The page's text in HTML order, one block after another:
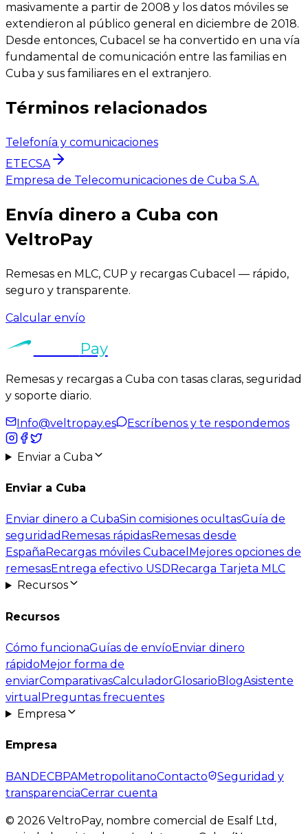
masivamente a partir de 2008 y los datos móviles se
extendieron al público general en diciembre de 2018.
Desde entonces, Cubacel se ha convertido en una vía
fundamental de comunicación entre las familias en
Cuba y sus familiares en el extranjero.
Términos relacionados
Telefonía y comunicaciones
ETECSA
Empresa de Telecomunicaciones de Cuba S.A.
Envía dinero a Cuba con
VeltroPay
Remesas en MLC, CUP y recargas Cubacel — rápido,
seguro y transparente.
Calcular envío
Pay
Remesas y recargas a Cuba con tasas claras, seguridad
y soporte diario.
Info@veltropay.es Escríbenos y te respondemos
Enviar a Cuba
Enviar a Cuba
Enviar dinero a CubaSin comisiones ocultasGuía de
seguridad Remesas rápidasRemesas desde
España Recargas móviles Cubacel Mejores opciones de
remesasEntrega efectivo USD Recarga Tarjeta MLC
Recursos
Recursos
Cómo funcionaGuías de envíoEnviar dinero
rápidoMejor forma de
enviarComparativasCalculadorGlosarioBlogAsistente
virtual Preguntas frecuentes
Empresa
Empresa
BANDECBPAMetropolitanoContacto
Seguridad y
transparenciaCerrar cuenta
© 2026 VeltroPay, nombre comercial de Esalf Ltd,